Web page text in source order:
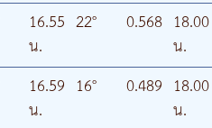
16.55
น.
22° 0.568 18.00
น.
16.59
น.
16° 0.489 18.00
น.